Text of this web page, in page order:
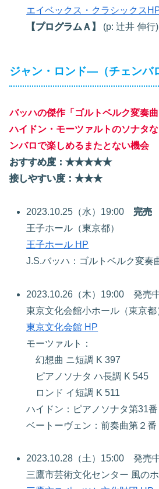
エイベックス・クラシックス
【プログラムＡ】
(p: 辻井 伸行)
ジャン・ロンド―（チェンバ
バッハの傑作「ゴルトベルク変奏
ハイドン・モーツァルトのソナタ
ンバロで楽しめるまたとない機会
おすすめ度：★★★★★
接しやすい度：★★★
2023.10.25（水）19:00 完売
王子ホール（東京都）
王子ホール HP
J.S.バッハ：ゴルトベルク変奏
2023.10.26（木）19:00 発売
東京文化会館小ホール（東京都
東京文化会館 HP
モーツァルト：
幻想曲 ニ短調 K 397
ピアノソナタ ハ長調 K 545
ロンド イ短調 K 511
ハイドン：ピアノソナタ第31
ベートーヴェン：前奏曲第２
2023.10.28（土）15:00 発売
三鷹市芸術文化センター 風の